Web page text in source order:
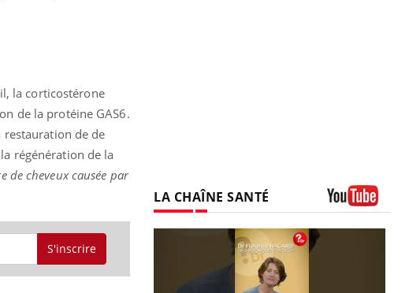
la corticostérone
de la protéine GAS6.
restauration de de
régénération de la
de cheveux causée par
S'inscrire
LA CHAÎNE SANTÉ